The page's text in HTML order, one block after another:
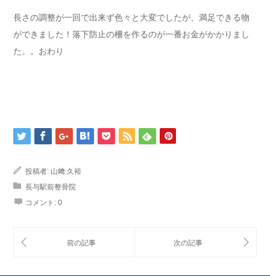
長さの調整が一回で出来ず色々と大変でしたが、満足できる物
ができました！落下防止の柵を作るのが一番お金がかかりまし
た。。おわり
投稿者: 山﨑 久裕
長与駅前整骨院
コメント: 0